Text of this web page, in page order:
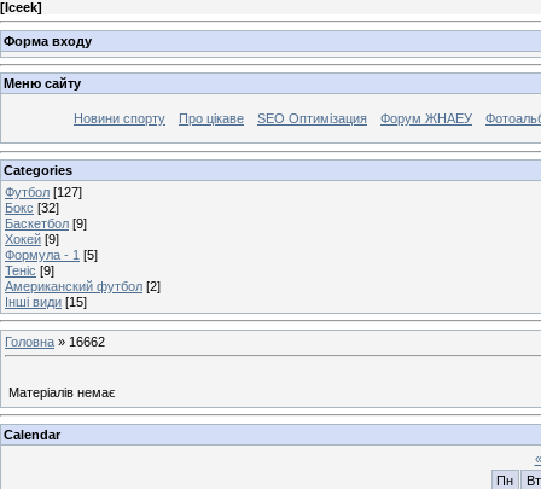
[Iceek]
Форма входу
Меню сайту
Новини спорту Про цікаве SEO Оптимізация Форум ЖНАЕУ
Categories
Футбол [127]
Бокс [32]
Баскетбол [9]
Хокей [9]
Формула - 1 [5]
Теніс [9]
Американский футбол [2]
Інші види [15]
Головна » 16662
Матеріалів немає
Calendar
«
Пн
Вт